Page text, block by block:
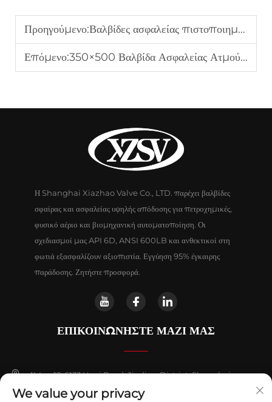
Προηγούμενο:Βαλβίδες ασφαλείας πιστοποιημένες από ASME για συστήματα ψύξης και αμμωνίας
Επόμενο:350×500 Βαλβίδα Ασφαλείας Ατμού Υψηλής Χωρητικότητας (PRV)
Η Shanghai Xiazhao Valve Co., LTD. παρέχει βαλβίδες
σφαίρας και ασφαλείας υψηλής απόδοσης για πετροχημικές,
φυσικό αέριο και βιομηχανική αυτοματοποίηση. Οι
σχεδιασμοί μας API 6D, ANSI 600LB και ανθεκτικοί στη
φωτιά εξασφαλίζουν αξιοπιστία. Εγγύηση 95% έγκαιρης
παράδοσης. Ζητήστε προσφορά.
ΕΠΙΚΟΙΝΩΝΉΣΤΕ ΜΑΖΊ ΜΑΣ
Κτίριο 12, 6133 Huyi Road, Jiading District, Shanghai
We value your privacy